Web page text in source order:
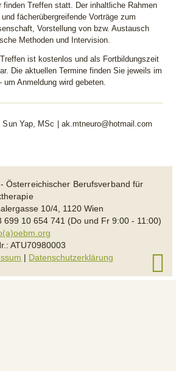
Treffen statt. Der inhaltliche Rahmen
fächerübergreifende Vorträge zum
Vorstellung von bzw. Austausch
Methoden und Intervision.
ist kostenlos und als Fortbildungszeit
Die aktuellen Termine finden Sie jeweils im
um Anmeldung wird gebeten.
Sun Yap, MSc | ak.mtneuro@hotmail.com
Österreichischer Berufsverband für
10/4, 1120 Wien
699 10 654 741 (Do und Fr 9:00 - 11:00)
ATU70980003
Datenschutzerklärung